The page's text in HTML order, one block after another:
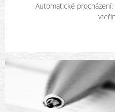
Automatické procházení: